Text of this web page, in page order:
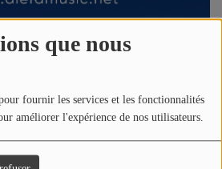
que nous
fournir les services et les fonctionnalités
améliorer l'expérience de nos utilisateurs.
Télécharger le podcast